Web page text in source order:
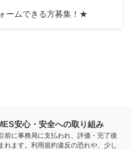
ームできる方募集！★
安心・安全への取り組み
前に事務局に支払われ、評価・完了後
れます。利用規約違反の恐れや、少し